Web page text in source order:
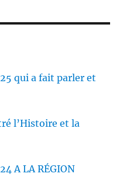
qui a fait parler et
l’Histoire et la
A LA RÉGION